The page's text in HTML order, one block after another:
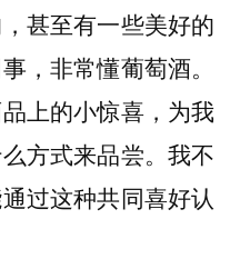
甚至有一些美好的
，非常懂葡萄酒。
上的小惊喜，为我
方式来品尝。我不
过这种共同喜好认